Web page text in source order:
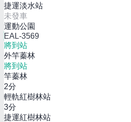
捷運淡水站
未發車
運動公園
EAL-3569
將到站
外竿蓁林
將到站
竿蓁林
2分
輕軌紅樹林站
3分
捷運紅樹林站